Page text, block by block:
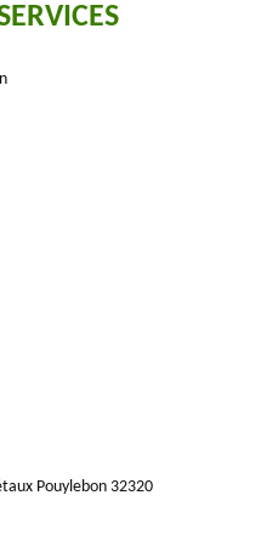
Pouylebon 32320